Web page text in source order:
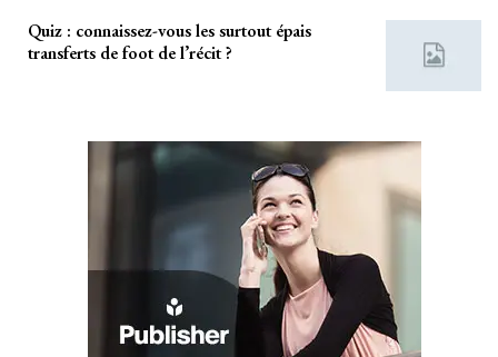
Quiz : connaissez-vous les surtout épais
transferts de foot de l’récit ?